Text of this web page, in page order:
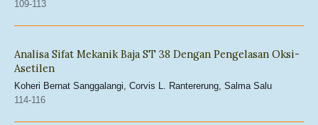
109-113
Analisa Sifat Mekanik Baja ST 38 Dengan Pengelasan Oksi-
Asetilen
Koheri Bernat Sanggalangi, Corvis L. Rantererung, Salma Salu
114-116